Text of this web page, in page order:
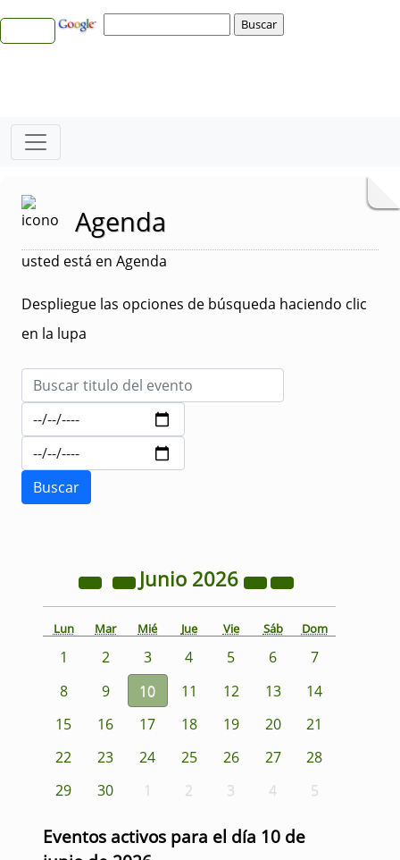
Agenda
usted está en Agenda
Despliegue las opciones de búsqueda haciendo clic
en la lupa
Junio 2026
Lun Mar Mié Jue Vie Sáb Dom
1 2 3 4 5 6
7
8
9 10 11 12 13
14
15
16 17 18 19 20
21
22
23 24 25 26 27
28
29
30 1 2 3 4 5
Eventos activos para el día 10 de